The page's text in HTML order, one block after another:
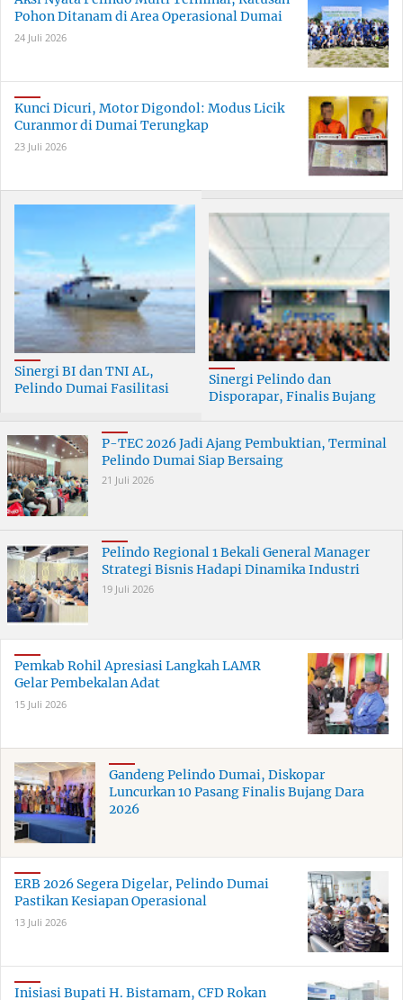
Pohon Ditanam di Area Operasional Dumai
24 Juli 2026
Kunci Dicuri, Motor Digondol: Modus Licik
Curanmor di Dumai Terungkap
23 Juli 2026
Sinergi BI dan TNI AL,
Pelindo Dumai Fasilitasi
Sinergi Pelindo dan
Disporapar, Finalis Bujang
P-TEC 2026 Jadi Ajang Pembuktian, Terminal
Pelindo Dumai Siap Bersaing
21 Juli 2026
Pelindo Regional 1 Bekali General Manager
Strategi Bisnis Hadapi Dinamika Industri
19 Juli 2026
Pemkab Rohil Apresiasi Langkah LAMR
Gelar Pembekalan Adat
15 Juli 2026
Gandeng Pelindo Dumai, Diskopar
Luncurkan 10 Pasang Finalis Bujang Dara
2026
ERB 2026 Segera Digelar, Pelindo Dumai
Pastikan Kesiapan Operasional
13 Juli 2026
Inisiasi Bupati H. Bistamam, CFD Rokan